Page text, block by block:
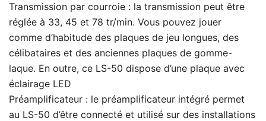
Transmission par courroie : la transmission peut être
réglée à 33, 45 et 78 tr/min. Vous pouvez jouer
comme d’habitude des plaques de jeu longues, des
célibataires et des anciennes plaques de gomme-
laque. En outre, ce LS-50 dispose d’une plaque avec
éclairage LED
Préamplificateur : le préamplificateur intégré permet
au LS-50 d’être connecté et utilisé sur des installations